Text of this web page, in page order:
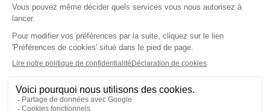
CIRCUIT ACCOMPAGNÉ